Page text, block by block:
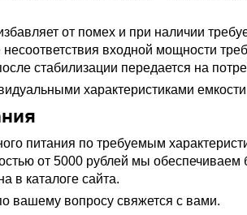
от помех и при наличии
несоответствия входной мощности
стабилизации передается на
характеристиками
питания по требуемым
от 5000 рублей мы обеспечиваем
в каталоге сайта.
вашему вопросу свяжется с вами.